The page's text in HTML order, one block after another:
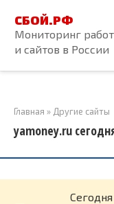
контенту
СБОЙ.РФ
Мониторинг
и сайтов в России
Главная » Другие сайты
yamoney.ru